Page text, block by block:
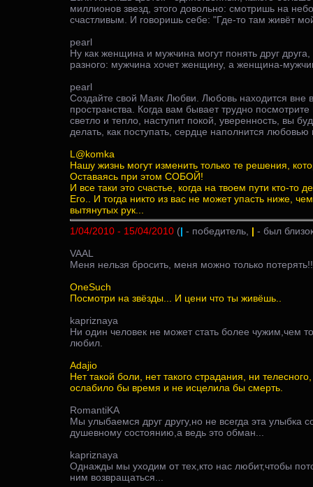
миллионов звезд, этого довольно: смотришь на
счастливым. И говоришь себе: "Где-то там живёт
pearl
Ну как женщина и мужчина могут понять друг друга,
разного: мужчина хочет женщину, а женщина-
pearl
Создайте свой Маяк Любви. Любовь находится вне
пространства. Когда вам бывает трудно
светло и тепло, наступит покой, уверенность, вы
делать, как поступать, сердце наполнится любовью
L@komka
Нашу жизнь могут изменить только те решения,
Оставаясь при этом СОБОЙ!
И все таки это счастье, когда на твоем пути кто-то
Его.. И тогда никто из вас не может упасть ниже,
вытянутых рук...
1/04/2010 - 15/04/2010 (| - победитель, | - был
VAAL
Меня нельзя бросить, меня можно только
OneSuch
Посмотри на звёзды... И цени что ты живёшь..
kapriznaya
Ни один человек не может стать более чужим,чем
любил.
Adajio
Нет такой боли, нет такого страдания, ни
ослабило бы время и не исцелила бы смерть.
RomantiKA
Мы улыбаемся друг другу,но не всегда эта улыбка
душевному состоянию,а ведь это обман...
kapriznaya
Однажды мы уходим от тех,кто нас любит,чтобы
ним возвращаться...